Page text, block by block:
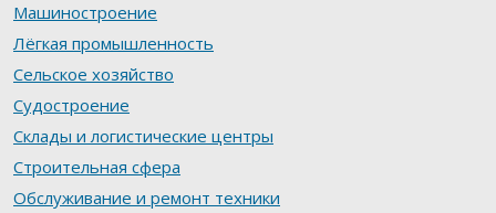
Машиностроение
Лёгкая промышленность
Сельское хозяйство
Судостроение
Склады и логистические центры
Строительная сфера
Обслуживание и ремонт техники